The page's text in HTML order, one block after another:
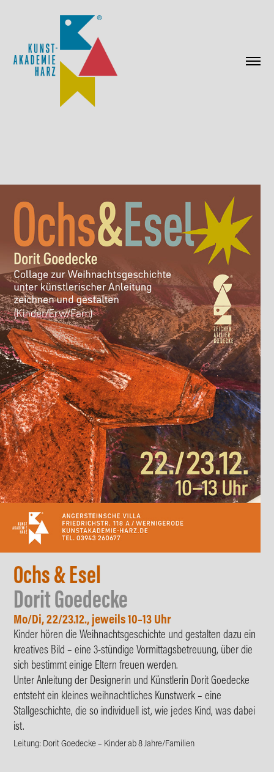
Ochs& Esel
Dorit Goedecke
Mo/Di, 22/23.12., jeweils 10–13 Uhr
Kinder hören die Weihnachtsgeschichte und gestalten dazu ein
kreatives Bild – eine 3-stündige Vormittagsbetreuung, über die
sich bestimmt einige Eltern freuen werden.
Unter Anleitung der Designerin und Künstlerin Dorit Goedecke
entsteht ein kleines weihnachtliches Kunstwerk – eine
Stallgeschichte, die so individuell ist, wie jedes Kind, was dabei
ist.
Leitung: Dorit Goedecke – Kinder ab 8 Jahre/Familien